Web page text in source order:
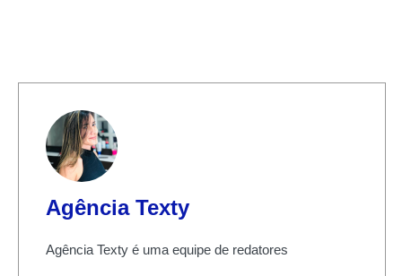
Agência Texty
Agência Texty é uma equipe de redatores